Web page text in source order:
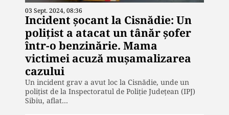
03 Sept. 2024, 08:36
Incident șocant la Cisnădie: Un
polițist a atacat un tânăr șofer
într-o benzinărie. Mama
victimei acuză mușamalizarea
cazului
Un incident grav a avut loc la Cisnădie, unde un
polițist de la Inspectoratul de Poliție Județean (IPJ)
Sibiu, aflat…